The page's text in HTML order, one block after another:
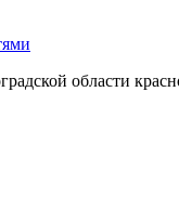
области